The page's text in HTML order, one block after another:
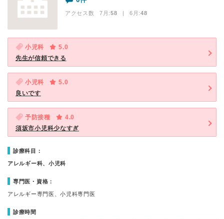
アクセス数 7月:58 | 6月:48
小児科
5.0
先生が信頼できる
小児科
5.0
良いです
予防接種
4.0
須坂市小児科少なすぎ
診療科目：
アレルギー科、小児科
専門医・資格：
アレルギー専門医、小児科専門医
診療時間